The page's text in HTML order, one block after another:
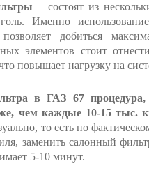
– состоят из
Именно
добиться
элементов стоит
повышает нагрузку на
в ГАЗ 67
чем каждые 10-15 тыс.
то есть по
заменить салонный
5-10 минут.